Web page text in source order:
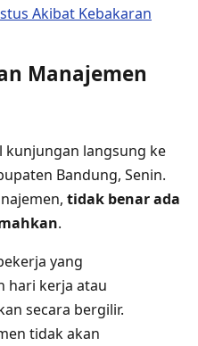
Akibat Kebakaran
Manajemen
kunjungan langsung ke
Bandung, Senin.
tidak benar ada
.
yang
hari kerja atau
secara bergilir.
tidak akan